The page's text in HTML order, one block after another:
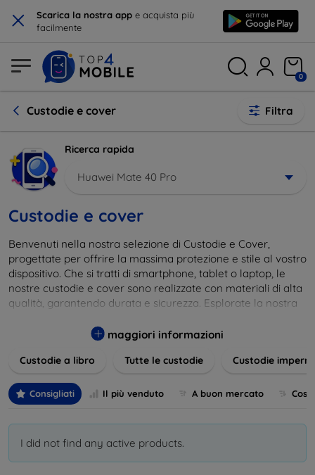
× Scarica la nostra app e acquista più
facilmente
0
Custodie e cover Filtra
Ricerca rapida
Huawei Mate 40 Pro
Custodie e cover
Benvenuti nella nostra selezione di Custodie e Cover,
progettate per offrire la massima protezione e stile al vostro
dispositivo. Che si tratti di smartphone, tablet o laptop, le
nostre custodie e cover sono realizzate con materiali di alta
qualità, garantendo durata e sicurezza. Esplorate la nostra
esigenza e gusto. Proteggete il vostro dispositivo con le
maggiori informazioni
Custodie a libro Tutte le custodie Custodie
Consigliati Il più venduto A buon mercato
I did not find any active products.